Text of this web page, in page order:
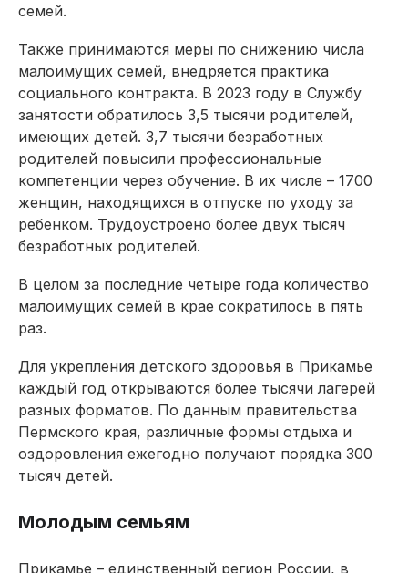
семей.
Также принимаются меры по снижению числа
малоимущих семей, внедряется практика
социального контракта. В 2023 году в Службу
занятости обратилось 3,5 тысячи родителей,
имеющих детей. 3,7 тысячи безработных
родителей повысили профессиональные
компетенции через обучение. В их числе – 1700
женщин, находящихся в отпуске по уходу за
ребенком. Трудоустроено более двух тысяч
безработных родителей.
В целом за последние четыре года количество
малоимущих семей в крае сократилось в пять
раз.
Для укрепления детского здоровья в Прикамье
каждый год открываются более тысячи лагерей
разных форматов. По данным правительства
Пермского края, различные формы отдыха и
оздоровления ежегодно получают порядка 300
тысяч детей.
Молодым семьям
Прикамье – единственный регион России, в